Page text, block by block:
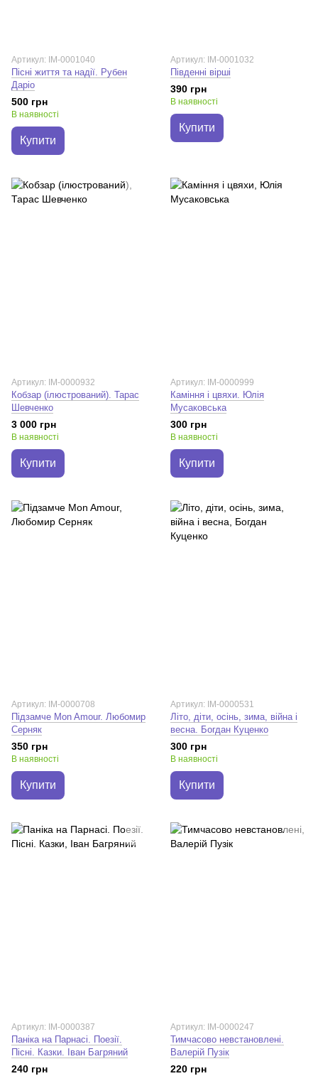
Артикул: IM-0001040
Пісні життя та надії. Рубен
Даріо
500 грн
В наявності
Купити
Артикул: IM-0001032
Південні вірші
390 грн
В наявності
Купити
Артикул: IM-0000932
Кобзар (ілюстрований). Тарас
Шевченко
3 000 грн
В наявності
Купити
Артикул: IM-0000999
Каміння і цвяхи. Юлія
Мусаковська
300 грн
В наявності
Купити
Артикул: IM-0000708
Підзамче Mon Amour. Любомир
Серняк
350 грн
В наявності
Купити
Артикул: IM-0000531
Літо, діти, осінь, зима, війна і
весна. Богдан Куценко
300 грн
В наявності
Купити
Артикул: IM-0000387
Паніка на Парнасі. Поезії.
Пісні. Казки. Іван Багряний
240 грн
Артикул: IM-0000247
Тимчасово невстановлені.
Валерій Пузік
220 грн